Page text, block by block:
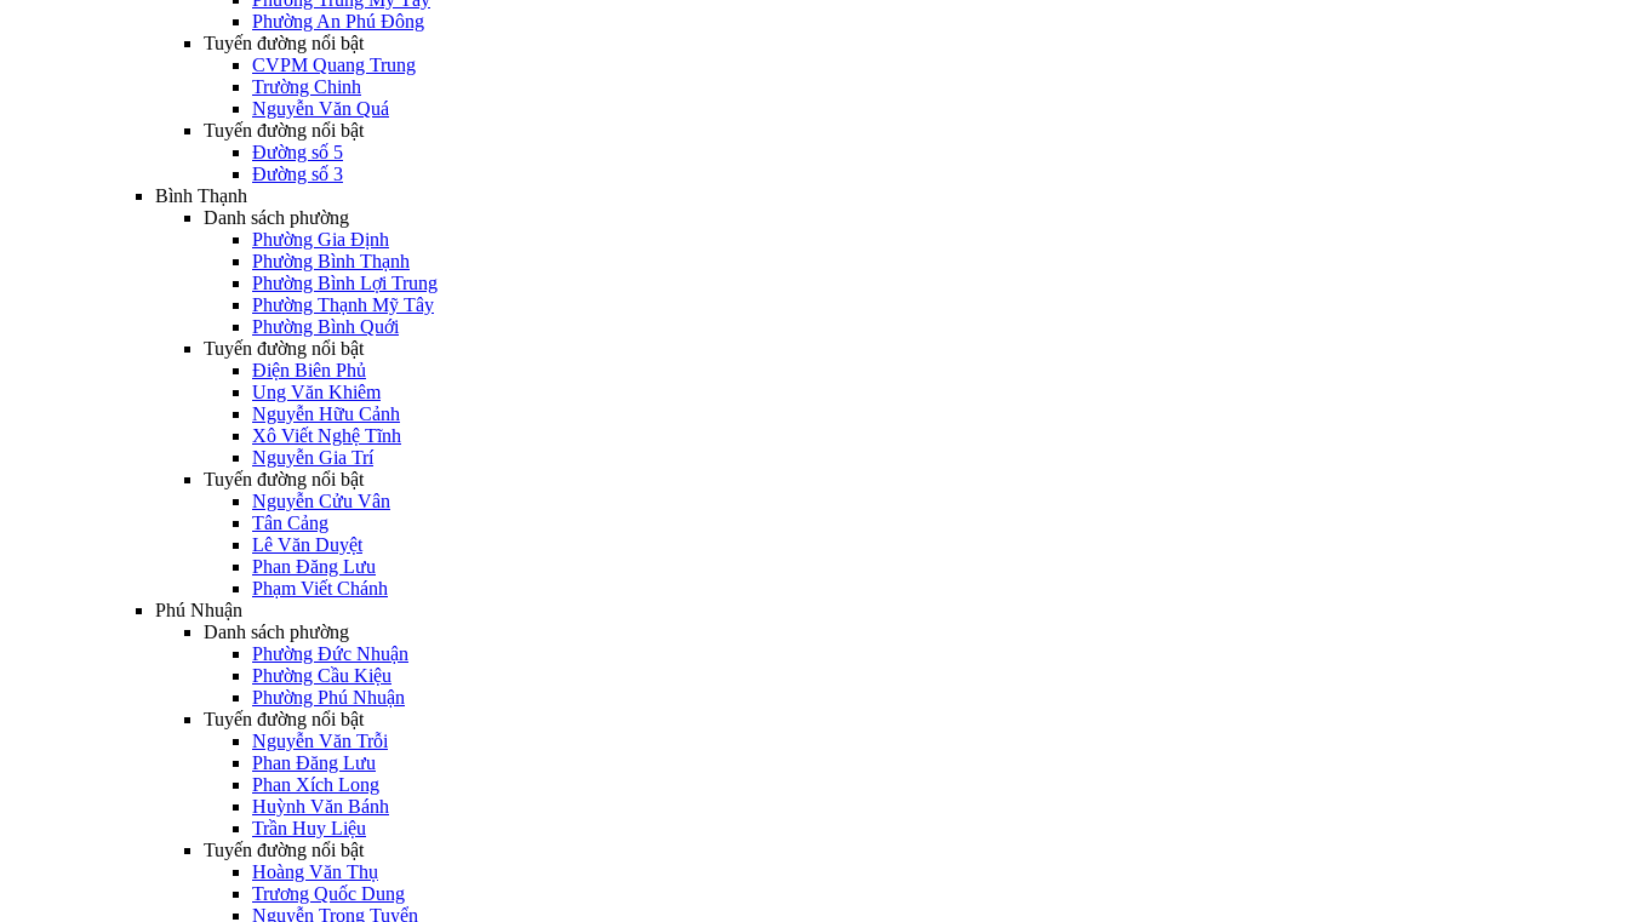
Phường An Phú Đông
Tuyến đường nổi bật
CVPM Quang Trung
Trường Chinh
Nguyễn Văn Quá
Tuyến đường nổi bật
Đường số 5
Đường số 3
Bình Thạnh
Danh sách phường
Phường Gia Định
Phường Bình Thạnh
Phường Bình Lợi Trung
Phường Thạnh Mỹ Tây
Phường Bình Quới
Tuyến đường nổi bật
Điện Biên Phủ
Ung Văn Khiêm
Nguyễn Hữu Cảnh
Xô Viết Nghệ Tĩnh
Nguyễn Gia Trí
Tuyến đường nổi bật
Nguyễn Cửu Vân
Tân Cảng
Lê Văn Duyệt
Phan Đăng Lưu
Phạm Viết Chánh
Phú Nhuận
Danh sách phường
Phường Đức Nhuận
Phường Cầu Kiệu
Phường Phú Nhuận
Tuyến đường nổi bật
Nguyễn Văn Trỗi
Phan Đăng Lưu
Phan Xích Long
Huỳnh Văn Bánh
Trần Huy Liệu
Tuyến đường nổi bật
Hoàng Văn Thụ
Trương Quốc Dung
Nguyễn Trọng Tuyển